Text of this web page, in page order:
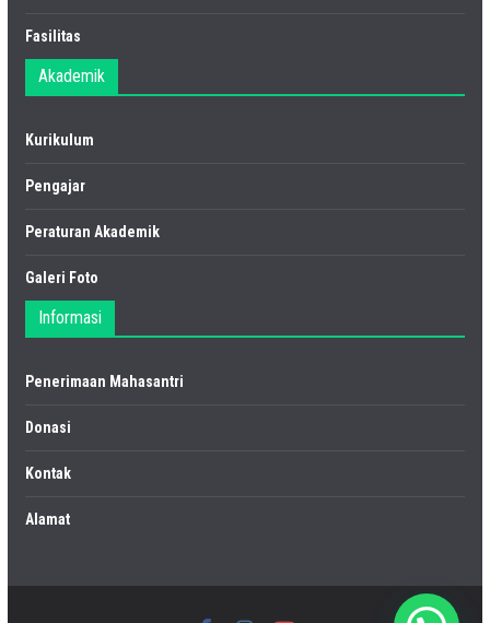
Fasilitas
Akademik
Kurikulum
Pengajar
Peraturan Akademik
Galeri Foto
Informasi
Penerimaan Mahasantri
Donasi
Kontak
Alamat